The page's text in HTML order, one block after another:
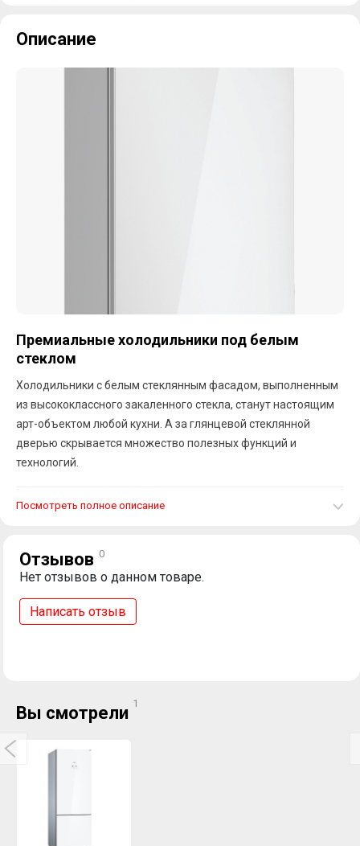
Описание
Премиальные холодильники под белым
стеклом
Холодильники с белым стеклянным фасадом, выполненным
из высококлассного закаленного стекла, cтанут настоящим
арт-объектом любой кухни. А за глянцевой стеклянной
дверью скрывается множество полезных функций и
технологий.
Посмотреть полное описание
Отзывов 0
Нет отзывов о данном товаре.
Написать отзыв
Вы смотрели 1